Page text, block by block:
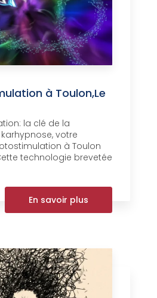
à Toulon,Le
la clé de la
votre
à Toulon
technologie brevetée
En savoir plus